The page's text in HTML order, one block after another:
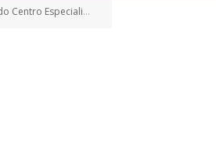
– CER-IV)